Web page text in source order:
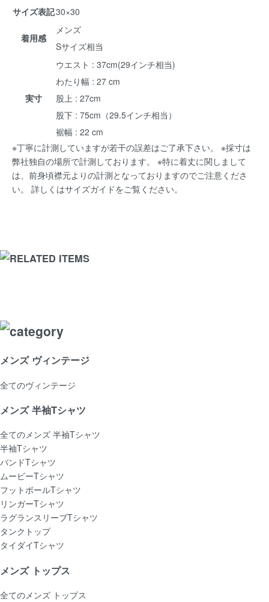
サイズ表記30×30
着用感
メンズ
Sサイズ相当
実寸
ウエスト : 37cm(29インチ相当)
わたり幅 : 27 cm
股上 : 27cm
股下 : 75cm（29.5インチ相当）
裾幅 : 22 cm
※丁寧に計測していますが若干の誤差はご了承下さい。 ※採寸は
弊社独自の場所で計測しております。 ※特に着丈に関しまして
は、前身頃襟元よりの計測となっておりますのでご注意くださ
い。 詳しくはサイズガイドをご覧ください。
メンズ ヴィンテージ
全てのヴィンテージ
メンズ 半袖Tシャツ
全てのメンズ 半袖Tシャツ
半袖Tシャツ
バンドTシャツ
ムービーTシャツ
フットボールTシャツ
リンガーTシャツ
ラグランスリーブTシャツ
タンクトップ
タイダイTシャツ
メンズ トップス
全てのメンズ トップス